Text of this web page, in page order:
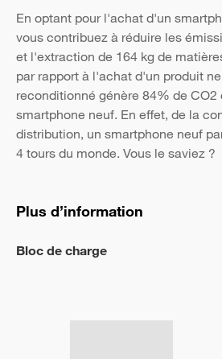
En optant pour l'achat d'un
vous contribuez à réduire les
et l'extraction de 164 kg de
par rapport à l'achat d'un produit
reconditionné génère 84% de CO2
smartphone neuf. En effet, de la
distribution, un smartphone neuf
4 tours du monde. Vous le saviez ?
Plus d’information
Bloc de charge